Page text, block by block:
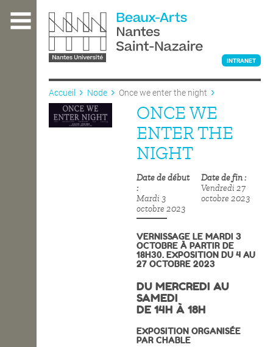
contenu
L'ÉCOLE
INTRANET
Accueil Node Once we enter the night
ONCE WE
ENTER THE
NIGHT
Date de début
Mardi 3
octobre 2023
Date de fin
Vendredi 27
octobre 2023
VERNISSAGE LE MARDI 3
OCTOBRE À PARTIR DE
18H30. EXPOSITION DU 4 AU
27 OCTOBRE 2023
DU MERCREDI AU
SAMEDI
DE 14H À 18H
EXPOSITION ORGANISÉE
PAR CHABLE